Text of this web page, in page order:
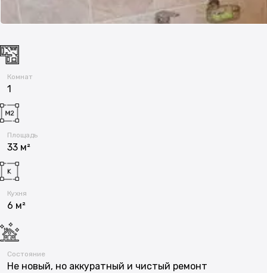
Комнат
1
Площадь
33 м²
Кухня
6 м²
Состояние
Не новый, но аккуратный и чистый ремонт